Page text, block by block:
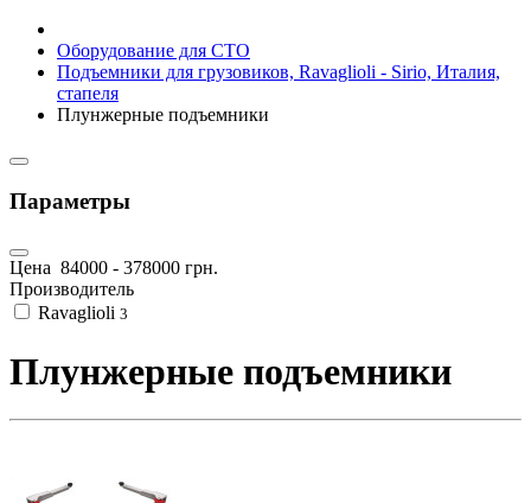
Оборудование для СТО
Подъемники для грузовиков, Ravaglioli - Sirio, Италия,
стапеля
Плунжерные подъемники
Параметры
Цена 84000 - 378000 грн.
Производитель
Ravaglioli 3
Плунжерные подъемники